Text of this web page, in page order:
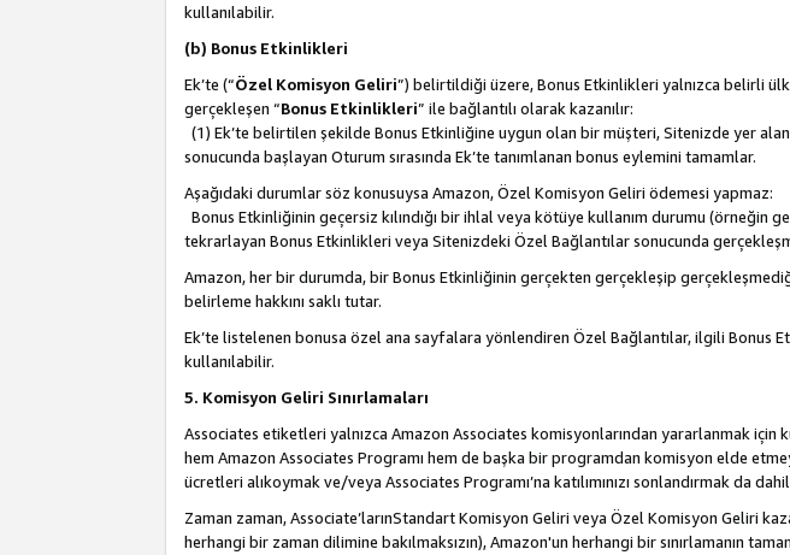
kullanılabilir.
(b) Bonus Etkinlikleri
Ek’te (“Özel Komisyon Geliri”) belirtildiği üzere, Bonus Etkinlikleri yalnızca belirli
gerçekleşen “Bonus Etkinlikleri” ile bağlantılı olarak kazanılır:
(1) Ek’te belirtilen şekilde Bonus Etkinliğine uygun olan bir müşteri, Sitenizde yer
sonucunda başlayan Oturum sırasında Ek’te tanımlanan bonus eylemini tamamlar.
Aşağıdaki durumlar söz konusuysa Amazon, Özel Komisyon Geliri ödemesi yapmaz:
Bonus Etkinliğinin geçersiz kılındığı bir ihlal veya kötüye kullanım durumu
tekrarlayan Bonus Etkinlikleri veya Sitenizdeki Özel Bağlantılar sonucunda
Amazon, her bir durumda, bir Bonus Etkinliğinin gerçekten gerçekleşip
belirleme hakkını saklı tutar.
Ek’te listelenen bonusa özel ana sayfalara yönlendiren Özel Bağlantılar, ilgili Bonus
kullanılabilir.
5. Komisyon Geliri Sınırlamaları
Associates etiketleri yalnızca Amazon Associates komisyonlarından yararlanmak için
hem Amazon Associates Programı hem de başka bir programdan komisyon elde
ücretleri alıkoymak ve/veya Associates Programı’na katılımınızı sonlandırmak da
Zaman zaman, Associate’larınStandart Komisyon Geliri veya Özel Komisyon Geliri
herhangi bir zaman dilimine bakılmaksızın), Amazon'un herhangi bir sınırlamanın